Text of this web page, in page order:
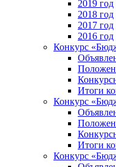
2019 год
2018 год
2017 год
2016 год
Конкурс
Итоги
Конкурс
Итоги
Конкурс